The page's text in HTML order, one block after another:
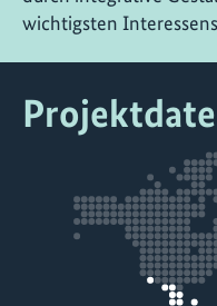
wichtigsten